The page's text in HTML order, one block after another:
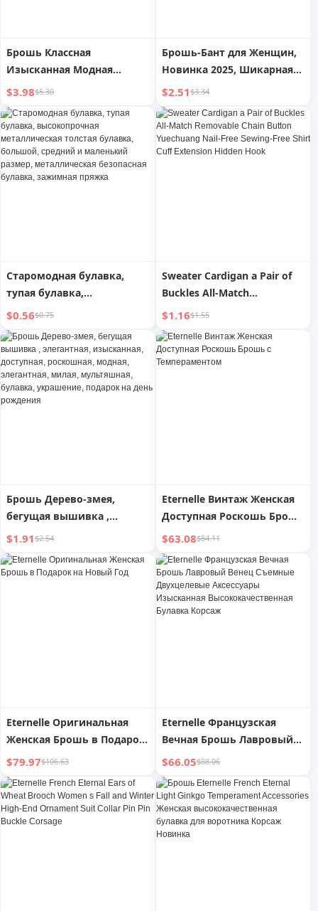
Брошь Классная
Изысканная Модная
Булавка Фиксированная
Одежда Стильный
Нишевый Стиль Yang
Shulin Доступная Роскошь
Костюм Высококлассные
Аксессуары
$3.98$5.30
Брошь-Бант для Женщин,
Новинка 2025, Шикарная
Элегантная Булавка,
Стильный Нишевый
Стиль, Изысканные
Аксессуары для Свитера
$2.51$3.34
Старомодная булавка,
тупая булавка,
высокопрочная
металлическая толстая
булавка, большой,
средний и маленький
размер, металлическая
безопасная булавка,
$0.56$0.75
Sweater Cardigan a Pair of
Buckles All-Match
Removable Chain Button
Yuechuang Nail-Free
Sewing-Free Shirt Cuff
Extension Hidden Hook
$1.16$1.55
Брошь Дерево-змея,
бегущая вышивка ,
элегантная, изысканная,
доступная, роскошная,
модная, элегантная,
$1.91$2.54
Eternelle Винтаж Женская
Доступная Роскошь Брошь
с Темпераментом
$63.08$84.11
Eternelle Оригинальная
Женская Брошь в Подарок
на Новый Год
$79.97$106.63
Eternelle Французская
Вечная Брошь Лавровый
Венец Съемные
Двухцелевые Аксессуары
Изысканная
Высококачественная
Булавка Корсаж
$66.05$88.06